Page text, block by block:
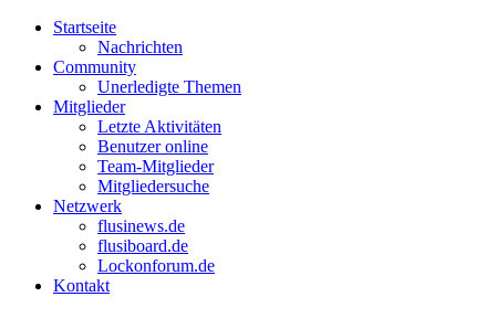
Startseite
Nachrichten
Community
Unerledigte Themen
Mitglieder
Letzte Aktivitäten
Benutzer online
Team-Mitglieder
Mitgliedersuche
Netzwerk
flusinews.de
flusiboard.de
Lockonforum.de
Kontakt